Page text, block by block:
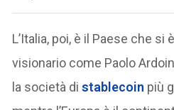
L’Italia, poi, è il Paese che
visionario come Paolo
la società distablecoin più